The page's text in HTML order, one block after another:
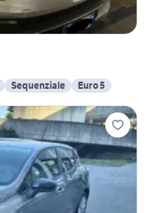
Sequenziale Euro 5